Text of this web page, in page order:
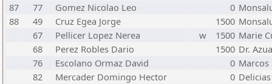
87
77 Gomez Nicolao Leo 0
88
49 Cruz Egea Jorge 1500
67
Pellicer Lopez Nerea w 1500 Marie
68
Perez Robles Dario 1500 Dr. Azua
76
Escolano Ormaz David 0 Marcos
82
Mercader Domingo Hector 0 Delicias